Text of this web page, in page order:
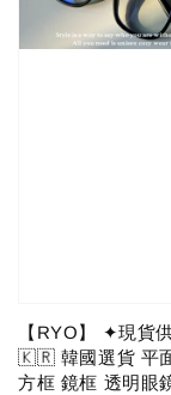
【RYO】 ✦現貨
🇰🇷 韓國選貨 平
方框 鏡框 透明眼